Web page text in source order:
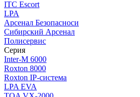
ITC Escort
LPA
Арсенал Безопасноси
Сибирский Арсенал
Полисервис
Серия
Inter-M 6000
Roxton 8000
Roxton IP-система
LPA EVA